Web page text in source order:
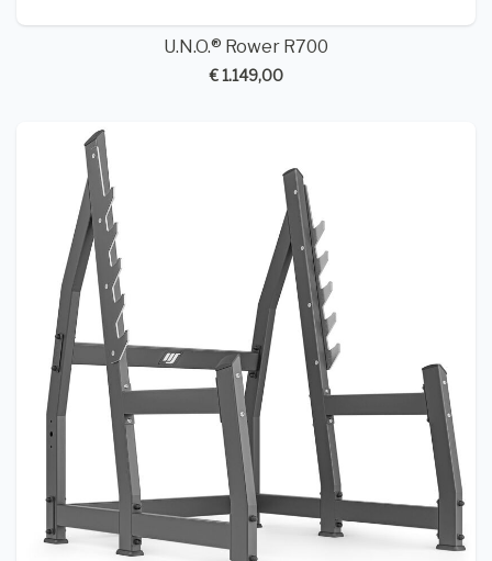
U.N.O.® Rower R700
€ 1.149,00